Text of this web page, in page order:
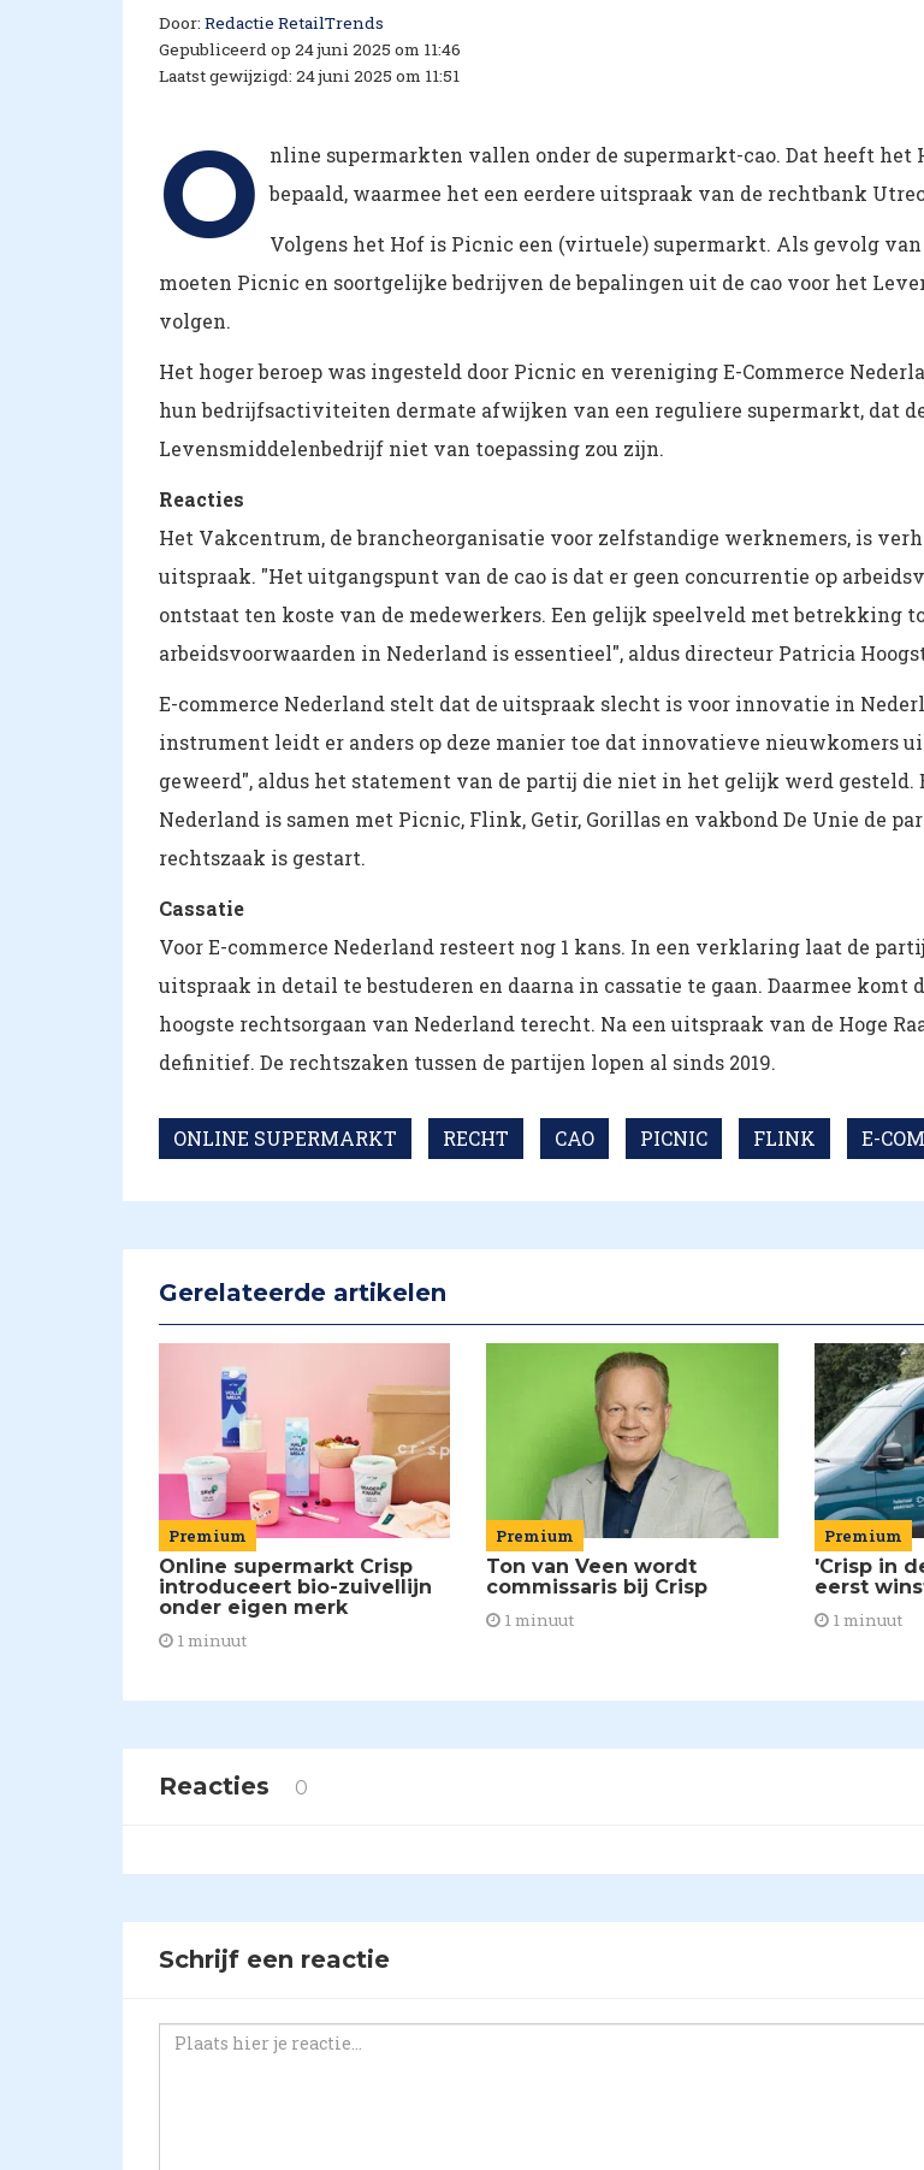
Door: Redactie RetailTrends
Gepubliceerd op 24 juni 2025 om 11:46
Laatst gewijzigd: 24 juni 2025 om 11:51
O
nline supermarkten vallen onder de supermarkt-cao. Dat heeft het
bepaald, waarmee het een eerdere uitspraak van de rechtbank
Volgens het Hof is Picnic een (virtuele) supermarkt. Als gevolg
moeten Picnic en soortgelijke bedrijven de bepalingen uit de cao voor het
volgen.
Het hoger beroep was ingesteld door Picnic en vereniging E-Commerce
hun bedrijfsactiviteiten dermate afwijken van een reguliere supermarkt, dat
Levensmiddelenbedrijf niet van toepassing zou zijn.
Reacties
Het Vakcentrum, de brancheorganisatie voor zelfstandige werknemers, is
uitspraak. "Het uitgangspunt van de cao is dat er geen concurrentie op
ontstaat ten koste van de medewerkers. Een gelijk speelveld met betrekking
arbeidsvoorwaarden in Nederland is essentieel", aldus directeur Patricia
E-commerce Nederland stelt dat de uitspraak slecht is voor innovatie in
instrument leidt er anders op deze manier toe dat innovatieve nieuwkomers
geweerd", aldus het statement van de partij die niet in het gelijk werd gesteld.
Nederland is samen met Picnic, Flink, Getir, Gorillas en vakbond De Unie de
rechtszaak is gestart.
Cassatie
Voor E-commerce Nederland resteert nog 1 kans. In een verklaring laat de
uitspraak in detail te bestuderen en daarna in cassatie te gaan. Daarmee komt
hoogste rechtsorgaan van Nederland terecht. Na een uitspraak van de Hoge
definitief. De rechtszaken tussen de partijen lopen al sinds 2019.
ONLINE SUPERMARKT RECHT CAO PICNIC FLINK E-
Gerelateerde artikelen
Premium
Online supermarkt Crisp
introduceert bio-zuivellijn
onder eigen merk
1 minuut
Premium
Ton van Veen wordt
commissaris bij Crisp
1 minuut
Premium
'Crisp in
eerst
1 minuut
Reacties 0
Schrijf een reactie